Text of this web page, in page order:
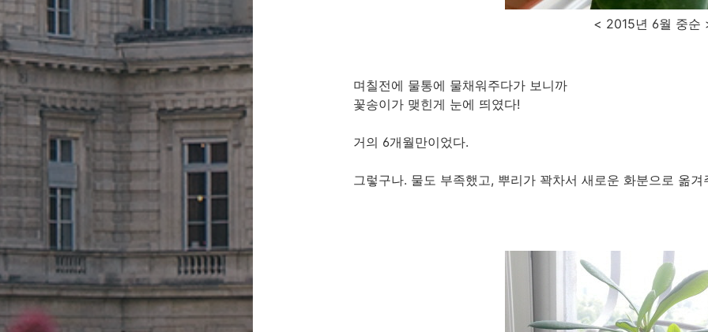
< 2015년 6월 중순
며칠전에 물통에 물채워주다가 보니까
꽃송이가 맺힌게 눈에 띄였다!
거의 6개월만이었다.
그렇구나. 물도 부족했고, 뿌리가 꽉차서 새로운 화분으로 옮겨